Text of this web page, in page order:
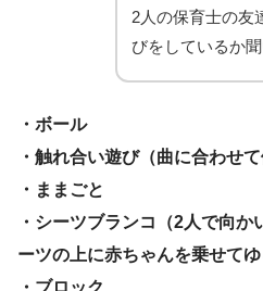
2人の保育士の友
びをしているか
・ボール
・触れ合い遊び（曲に合わせて
・ままごと
・シーツブランコ（2人で向
ーツの上に赤ちゃんを乗せてゆ
・ブロック